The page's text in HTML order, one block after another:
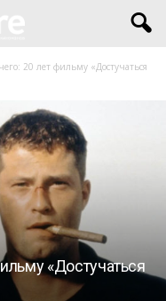
20 лет фильму «Достучаться
«Достучаться